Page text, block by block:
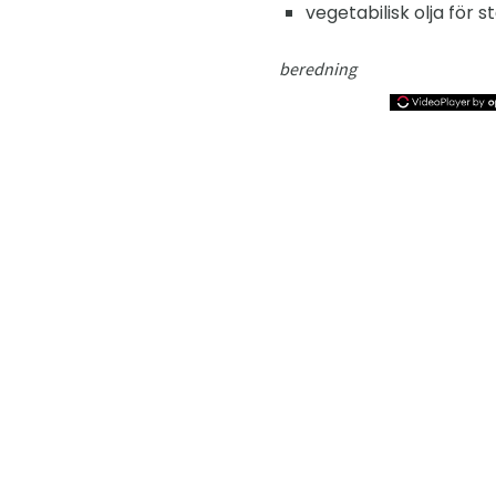
vegetabilisk olja för
beredning